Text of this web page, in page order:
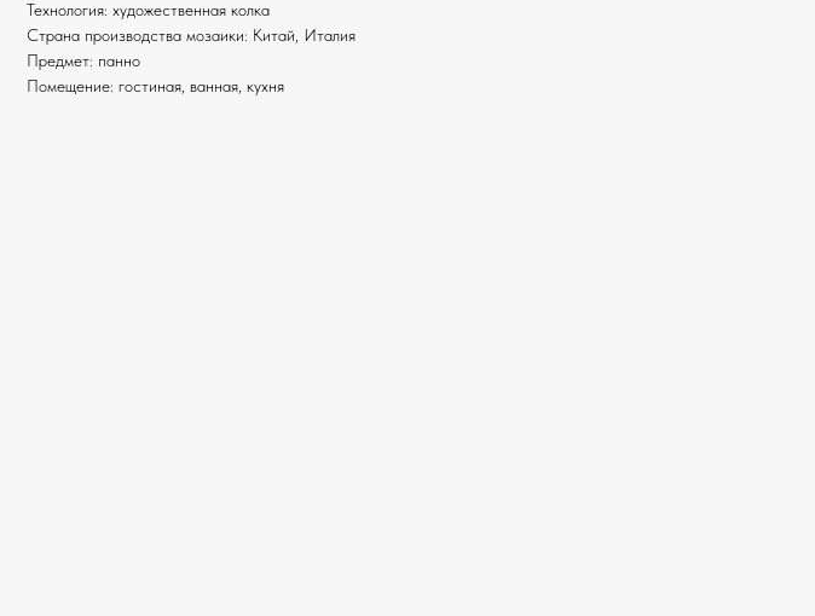
Технология: художественная колка
Страна производства мозаики: Китай, Италия
Предмет: панно
Помещение: гостиная, ванная, кухня